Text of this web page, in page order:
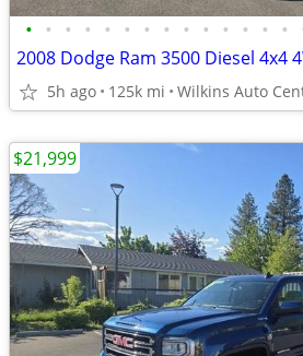
• • • • • • • • • • • • • •
5h ago 125k mi Wilkins Auto
$21,999